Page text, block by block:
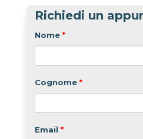
Richiedi un
Nome *
Cognome *
Email *